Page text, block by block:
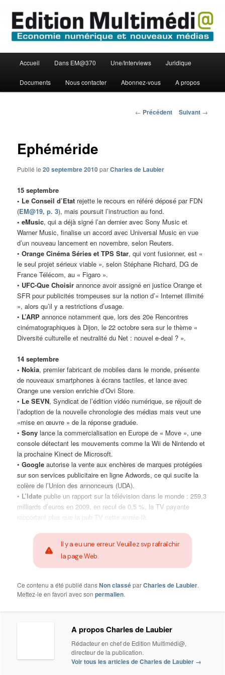
contenu
principalEdition Multimédi@
principal
Accueil Dans EM@370 Une/Interviews Juridique
Documents Nous contacter Abonnez-vous A propos
Navigation
← Précédent Suivant →
Ephéméride
Publié le20 septembre 2010parCharles de Laubier
15 septembre
• Le Conseil d’Etat rejette le recours en référé déposé par FDN
(EM@19, p. 3), mais poursuit l’instruction au fond.
• eMusic, qui a déjà signé l’an dernier avec Sony Music et
Warner Music, finalise un accord avec Universal Music en vue
d’un nouveau lancement en novembre, selon Reuters.
•Orange Cinéma Séries et TPS Star, qui vont fusionner, est «
le seul projet sérieux viable », selon Stéphane Richard, DG de
France Télécom, au « Figaro ».
• UFC-Que Choisir annonce avoir assigné en justice Orange et
SFR pour publicités trompeuses sur la notion d’« Internet illimité
», alors qu’il y a restrictions d’usage.
• L’ARP annonce notamment que, lors des 20e Rencontres
cinématographiques à Dijon, le 22 octobre sera sur le thème «
Diversité culturelle et neutralité du Net : nouvel e-deal ? ».
14 septembre
• Nokia, premier fabricant de mobiles dans le monde, présente
de nouveaux smartphones à écrans tactiles, et lance avec
Orange une version enrichie d’Ovi Store.
• Le SEVN, Syndicat de l’édition vidéo numérique, se réjouit de
l’adoption de la nouvelle chronologie des médias mais veut une
«mise en œuvre » de la réponse graduée.
• Sony lance la commercialisation en Europe de « Move », une
console détectant les mouvements comme la Wii de Nintendo et
la prochaine Kinect de Microsoft.
•Google autorise la vente aux enchères de marques protégées
sur son services publicitaire en ligne Adwords, ce qui sucite la
colère de l’Union des annonceurs (UDA).
• L’Idate publie un rapport sur la télévision dans le monde : 259,3
milliards d’euros en 2009, en recul de 0,5 %, la TV payante
rapportant plus que la pub TV cette année-là.
Il y a eu une erreur. Veuillez svp rafraîchir
la page Web.
Ce contenu a été publié dansNon classéparCharles de Laubier.
Mettez-le en favori avec sonpermalien.
A propos Charles de Laubier
Rédacteur en chef de Edition Multimédi@,
directeur de la publication.
Voir tous les articles de Charles de Laubier →